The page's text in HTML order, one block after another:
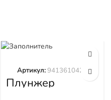
Плунжер
9413610423
Артикул:9413610423